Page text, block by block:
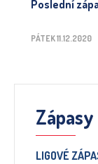
Poslední
PÁTEK 11.12.2020
Zápasy
LIGOVÉ